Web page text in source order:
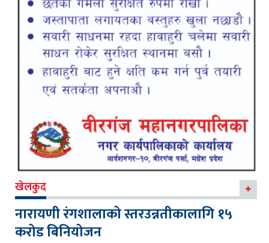
खेलकुद
नारायणी रंगशालाको स्तरउन्नतीकालागि १५
करोड बिनियोजन